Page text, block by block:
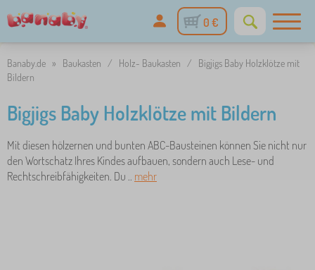
0 €
Banaby.de » Baukasten / Holz- Baukasten /
Bigjigs Baby Holzklötze mit
Bildern
Bigjigs Baby Holzklötze mit Bildern
Mit diesen hölzernen und bunten ABC-Bausteinen können Sie nicht nur
den Wortschatz Ihres Kindes aufbauen, sondern auch Lese- und
Rechtschreibfähigkeiten. Du .. mehr